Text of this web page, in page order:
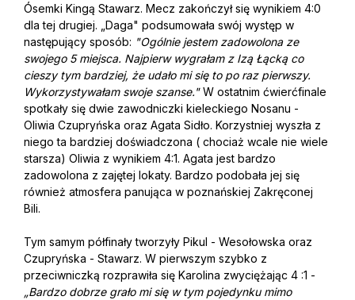
Ósemki Kingą Stawarz. Mecz zakończył się wynikiem 4:0
dla tej drugiej. „Daga" podsumowała swój występ w
następujący sposób: "Ogólnie jestem zadowolona ze
swojego 5 miejsca. Najpierw wygrałam z Izą Łącką co
cieszy tym bardziej, że udało mi się to po raz pierwszy.
Wykorzystywałam swoje szanse."W ostatnim ćwierćfinale
spotkały się dwie zawodniczki kieleckiego Nosanu -
Oliwia Czupryńska oraz Agata Sidło. Korzystniej wyszła z
niego ta bardziej doświadczona ( chociaż wcale nie wiele
starsza) Oliwia z wynikiem 4:1. Agata jest bardzo
zadowolona z zajętej lokaty. Bardzo podobała jej się
również atmosfera panująca w poznańskiej Zakręconej
Bili.
Tym samym półfinały tworzyły Pikul - Wesołowska oraz
Czupryńska - Stawarz. W pierwszym szybko z
przeciwniczką rozprawiła się Karolina zwyciężając 4 :1 -
„Bardzo dobrze grało mi się w tym pojedynku mimo